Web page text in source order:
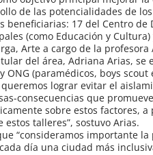
de las potencialidades de
beneficiarias: 17 del Centro
(como Educación y
Arte a cargo de la
del área, Adriana Arias,
ONG (paramédicos, boys scout
queremos lograr evitar el
consecuencias que
sobre estos factores,
talleres”, sostuvo Arias.
“consideramos importante
día una ciudad más